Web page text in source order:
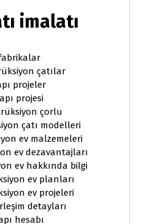
imalatı
çatılar
projeler
projesi
çorlu
çatı modelleri
ev malzemeleri
ev dezavantajları
ev hakkında bilgi
ev planları
ev projeleri
detayları
hesabı